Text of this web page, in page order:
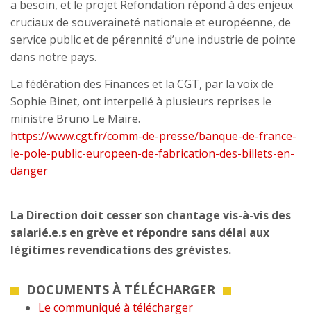
a besoin, et le projet Refondation répond à des enjeux
cruciaux de souveraineté nationale et européenne, de
service public et de pérennité d’une industrie de pointe
dans notre pays.
La fédération des Finances et la CGT, par la voix de
Sophie Binet, ont interpellé à plusieurs reprises le
ministre Bruno Le Maire.
https://www.cgt.fr/comm-de-presse/banque-de-france-
le-pole-public-europeen-de-fabrication-des-billets-en-
danger
La Direction doit cesser son chantage vis-à-vis des
salarié.e.s en grève et répondre sans délai aux
légitimes revendications des grévistes.
DOCUMENTS À TÉLÉCHARGER
Le communiqué à télécharger